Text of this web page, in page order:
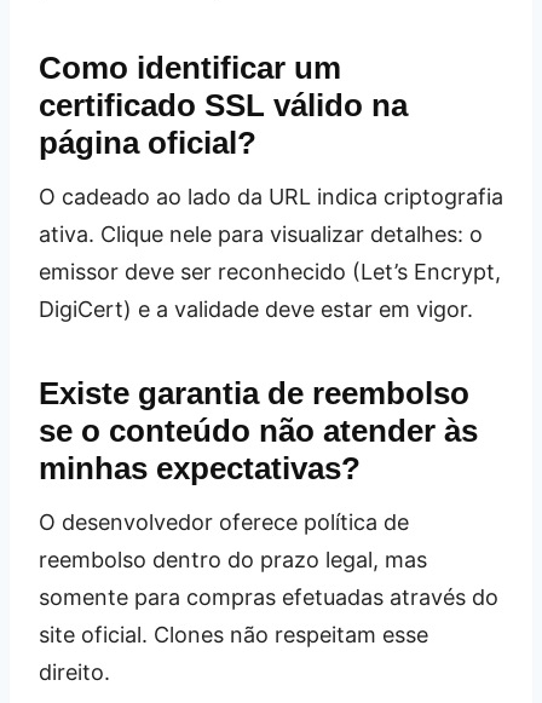
Como identificar um
certificado SSL válido na
página oficial?
O cadeado ao lado da URL indica criptografia
ativa. Clique nele para visualizar detalhes: o
emissor deve ser reconhecido (Let’s Encrypt,
DigiCert) e a validade deve estar em vigor.
Existe garantia de reembolso
se o conteúdo não atender às
minhas expectativas?
O desenvolvedor oferece política de
reembolso dentro do prazo legal, mas
somente para compras efetuadas através do
site oficial. Clones não respeitam esse
direito.